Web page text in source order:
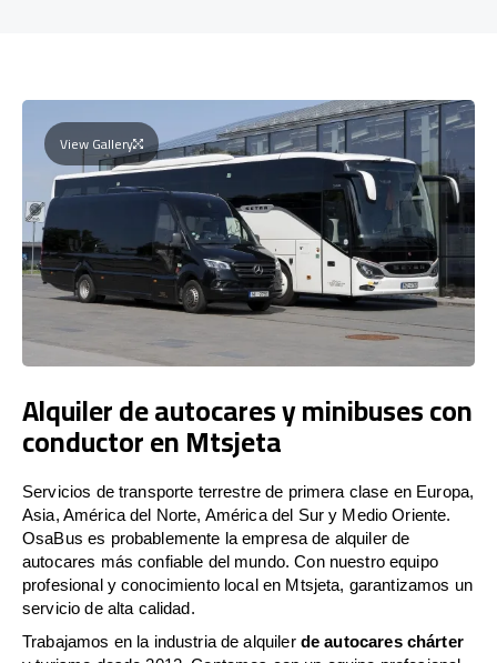
View Gallery
Alquiler de autocares y minibuses con
conductor en Mtsjeta
Servicios de transporte terrestre de primera clase en Europa,
Asia, América del Norte, América del Sur y Medio Oriente.
OsaBus es probablemente la empresa de alquiler de
autocares más confiable del mundo. Con nuestro equipo
profesional y conocimiento local en Mtsjeta, garantizamos un
servicio de alta calidad.
Trabajamos en la industria de alquiler de autocares chárter